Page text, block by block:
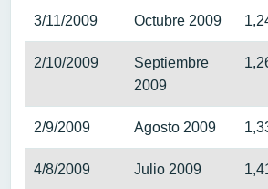
3/11/2009 Octubre 2009
2/10/2009
Septiembre
2009
2/9/2009 Agosto 2009
4/8/2009 Julio 2009